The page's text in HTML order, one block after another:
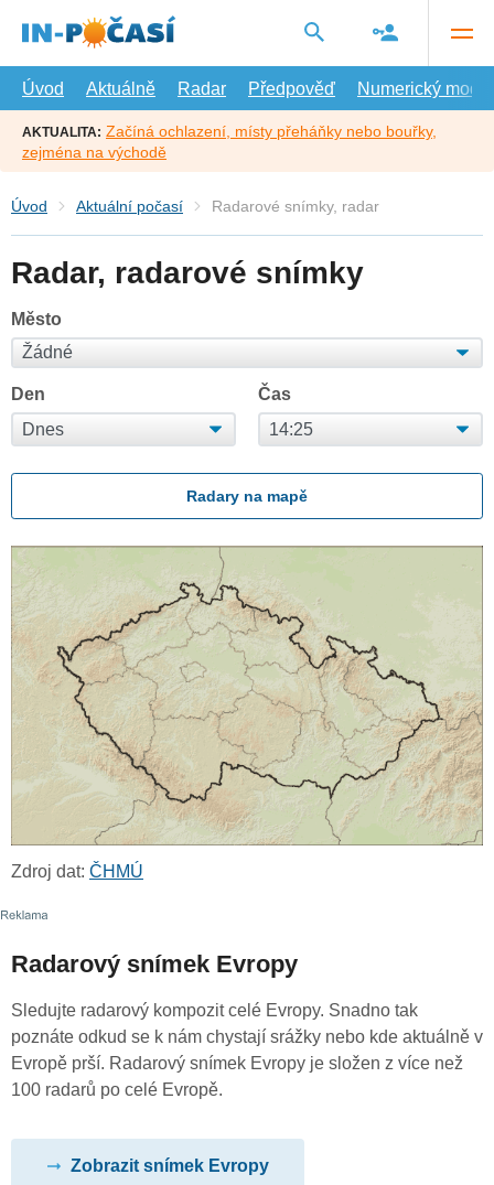
hlavní
Úvod
Aktuálně Radar Předpověď Numerický model
AKTUALITA: Začíná ochlazení, místy přeháňky nebo bouřky,
zejména na východě
Úvod Aktuální počasí Radarové snímky, radar
Radar, radarové snímky
Město
Den Čas
Radary na mapě
Zdroj dat: ČHMÚ
Radarový snímek Evropy
Sledujte radarový kompozit celé Evropy. Snadno tak
poznáte odkud se k nám chystají srážky nebo kde aktuálně v
Evropě prší. Radarový snímek Evropy je složen z více než
100 radarů po celé Evropě.
Zobrazit snímek Evropy